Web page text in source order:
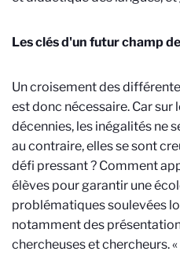
Les clés d'un futur champ
Un croisement des
est donc nécessaire. Car sur
décennies, les inégalités ne
au contraire, elles se sont
défi pressant ? Comment
élèves pour garantir une
problématiques soulevées
notamment des
chercheuses et chercheurs. «